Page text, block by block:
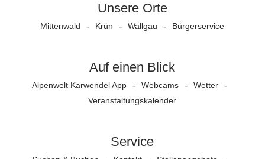
Unsere Orte
Mittenwald Krün Wallgau Bürgerservice
Auf einen Blick
Alpenwelt Karwendel App Webcams
Wetter
Veranstaltungs­kalender
Service